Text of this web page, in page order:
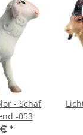
- Schaf
-053
*